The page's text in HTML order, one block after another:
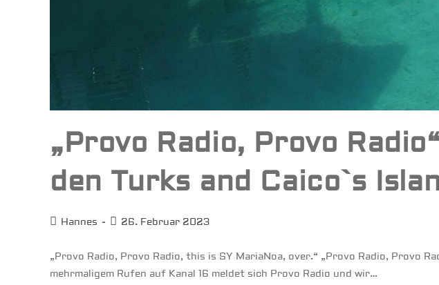
„Provo Radio, Provo
den Turks and Caico`s
Beitrags-
Hannes
Beitrag
26. Februar 2023
„Provo Radio, Provo Radio, this is SY MariaNoa, over.“ „Provo Radio, Provo
mehrmaligem Rufen auf Kanal 16 meldet sich Provo Radio und wir…